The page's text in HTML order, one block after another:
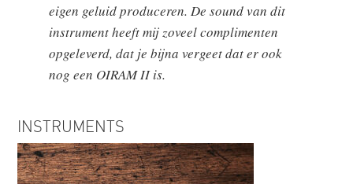
eigen geluid produceren. De sound van dit
instrument heeft mij zoveel complimenten
opgeleverd, dat je bijna vergeet dat er ook
nog een OIRAM II is.
INSTRUMENTS